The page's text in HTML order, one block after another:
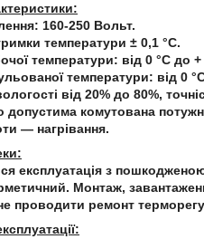
160-250 Вольт.
температури ± 0,1 °С.
температури: від 0 °С до +
температури: від 0
від 20% до 80%,
комутована
― нагрівання.
експлуатація з
Монтаж,
проводити ремонт